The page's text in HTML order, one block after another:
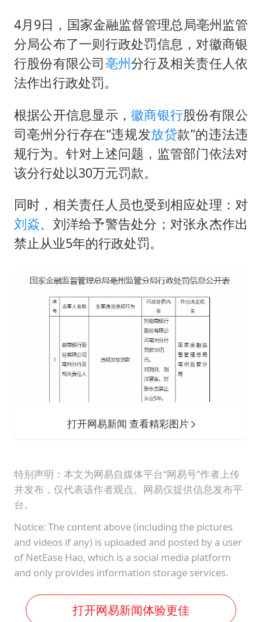
构建更高水平的全民健身公共服务体系
4月9日，国家金融监督管理总局亳州监管
分局公布了一则行政处罚信息，对徽商银
行股份有限公司亳州分行及相关责任人依
法作出行政处罚。
根据公开信息显示，徽商银行股份有限公
司亳州分行存在“违规发放贷款”的违法违
规行为。针对上述问题，监管部门依法对
该分行处以30万元罚款。
同时，相关责任人员也受到相应处理：对
刘焱、刘洋给予警告处分；对张永杰作出
禁止从业5年的行政处罚。
打开网易新闻 查看精彩图片
特别声明：本文为网易自媒体平台“网易号”作者上传
并发布，仅代表该作者观点。网易仅提供信息发布平
台。
Notice: The content above (including the pictures
and videos if any) is uploaded and posted by a user
of NetEase Hao, which is a social media platform
and only provides information storage services.
打开网易新闻体验更佳